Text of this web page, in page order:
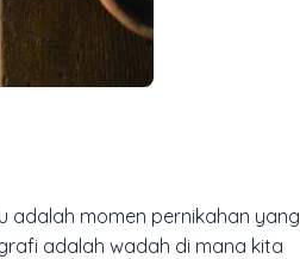
adalah momen pernikahan yang
adalah wadah di mana kita